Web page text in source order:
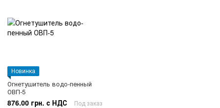
Новинка
Огнетушитель водо-пенный
ОВП-5
876.00 грн. с НДС Под заказ